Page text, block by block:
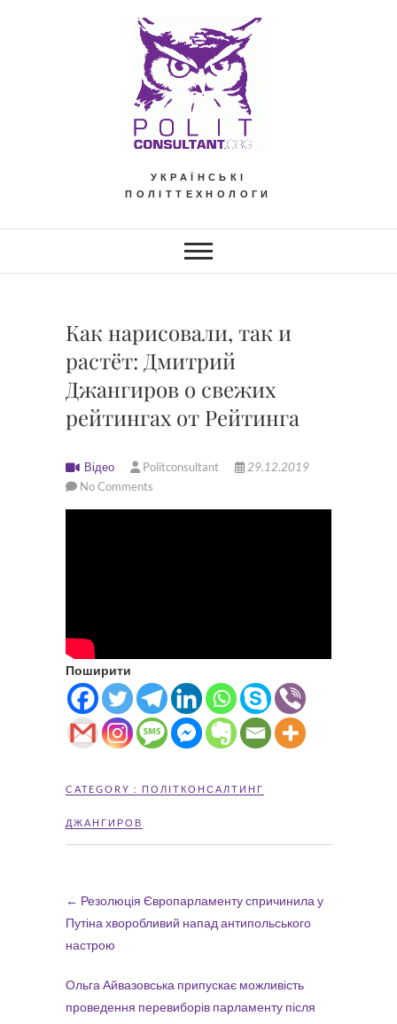
УКРАЇНСЬКІ
ПОЛІТТЕХНОЛОГИ
Как нарисовали, так и
растёт: Дмитрий
Джангиров о свежих
рейтингах от Рейтинга
Відео Politconsultant
29.12.2019
No Comments
Поширити
CATEGORY : ПОЛІТКОНСАЛТИНГ
ДЖАНГИРОВ
← Резолюція Європарламенту спричинила у
Путіна хворобливий напад антипольського
настрою
Ольга Айвазовська припускає можливість
проведення перевиборів парламенту після